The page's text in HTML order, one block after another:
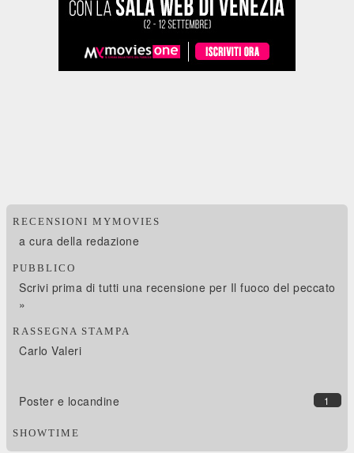
RECENSIONI MYMOVIES
a cura della redazione
PUBBLICO
Scrivi prima di tutti una recensione per Il fuoco del peccato
»
RASSEGNA STAMPA
Carlo Valeri
1
Poster e locandine
SHOWTIME